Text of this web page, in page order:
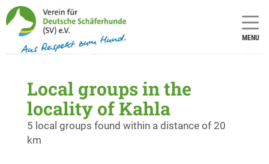
MENU
Local groups in the
locality of Kahla
5 local groups found within a distance of 20
km